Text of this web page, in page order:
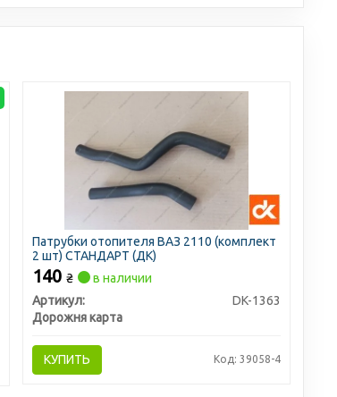
Патрубки отопителя ВАЗ 2110 (комплект
2 шт) СТАНДАРТ (ДК)
140₴
в наличии
Артикул:
DK-1363
Дорожня карта
КУПИТЬ Код: 39058-4